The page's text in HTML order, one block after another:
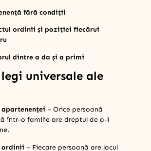
fără condiții
ordinii și poziției fiecărui
dintre a da și a primi
universale ale
apartenenței – Orice persoană
într-o familie are dreptul de a-i
ordinii – Fiecare persoană are locul